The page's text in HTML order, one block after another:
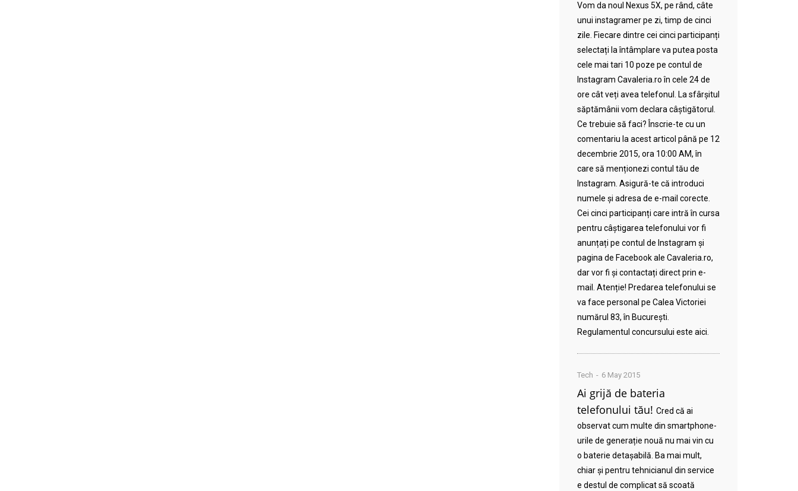
Vom da noul Nexus 5X, pe rând, câte
unui instagramer pe zi, timp de cinci
zile. Fiecare dintre cei cinci participanți
selectați la întâmplare va putea posta
cele mai tari 10 poze pe contul de
Instagram Cavaleria.ro în cele 24 de
ore cât veți avea telefonul. La sfârșitul
săptămânii vom declara câștigătorul.
Ce trebuie să faci? Înscrie-te cu un
comentariu la acest articol până pe 12
decembrie 2015, ora 10:00 AM, în
care să menționezi contul tău de
Instagram. Asigură-te că introduci
numele și adresa de e-mail corecte.
Cei cinci participanți care intră în cursa
pentru câștigarea telefonului vor fi
anunțați pe contul de Instagram și
pagina de Facebook ale Cavaleria.ro,
dar vor fi și contactați direct prin e-
mail. Atenție! Predarea telefonului se
va face personal pe Calea Victoriei
numărul 83, în București.
Regulamentul concursului este aici.
Tech 6 May 2015
Ai grijă de bateria
telefonului tău! Cred că ai
observat cum multe din smartphone-
urile de generație nouă nu mai vin cu
o baterie detașabilă. Ba mai mult,
chiar și pentru tehnicianul din service
e destul de complicat să scoată